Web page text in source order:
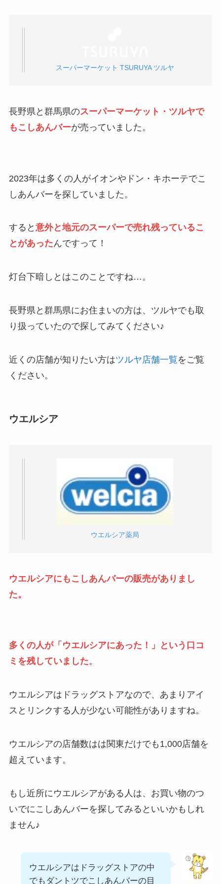
スーパーマーケット TSURUYA ツルヤ
長野県と群馬県のスーパーマーケット・ツルヤで
もこしあんバーが売っていました。
2023年は多くの人がイオンやドン・キホーテでこ
しあんバーを探していました。
すると 意外と地元のスーパーで売れ残っているこ
とがあったんですって！
灯台下暗しとはこのことですね…。
長野県と群馬県にお住まいの方は、ツルヤでも取
り扱っていたので探してみてください♪
近くの店舗が知りたい方はツルヤ店舗一覧をご覧
ください。
ウエルシア
ウエルシア薬局
ウエルシアにもこしあんバーの販売がありまし
た。
多くの人が「ウエルシアにあった！」という口コ
ミを残していました。
ウエルシアはドラッグストアなので、あまりアイ
スとリンクする人が少ない可能性がありますね。
ウエルシアの店舗数はは関東だけでも1,000店舗を
超えています。
もし近所にウエルシアがある人は、お買い物のつ
いでにこしあんバーを探してみるといいかもしれ
ません♪
ウエルシアはドラッグストアの中
でもダントツでこしあんバーの目